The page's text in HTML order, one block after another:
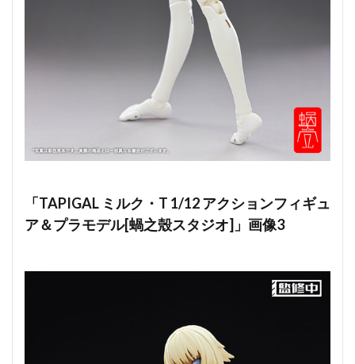
「TAPIGAL ミルク・T 1/12 アクションフィギュ
ア＆プラモデル[蝸之殼スタジオ]」画像3